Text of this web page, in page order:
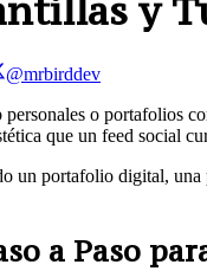
y
@mrbirddev
personales o portafolios
que un feed social
un portafolio digital,
a Paso